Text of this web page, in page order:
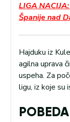
LIGA
Španije nad
Hajduku iz
agilna uprava
uspeha. Za
ligu, iz koje su